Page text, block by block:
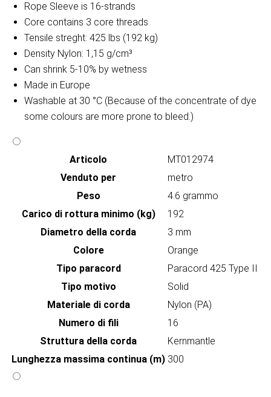
Rope Sleeve is 16-strands
Core contains 3 core threads
Tensile streght: 425 lbs (192 kg)
Density Nylon: 1,15 g/cm³
Can shrink 5-10% by wetness
Made in Europe
Washable at 30 °C (Because of the concentrate of dye
some colours are more prone to bleed.)
Articolo
MT012974
Venduto per
metro
Peso
4.6 grammo
Carico di rottura minimo (kg)
192
Diametro della corda
3 mm
Colore
Orange
Tipo paracord
Paracord 425 Type II
Tipo motivo
Solid
Materiale di corda
Nylon (PA)
Numero di fili
16
Struttura della corda
Kernmantle
Lunghezza massima continua (m) 300